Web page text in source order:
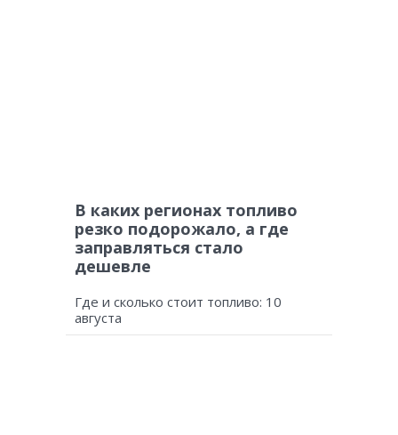
В каких регионах топливо
резко подорожало, а где
заправляться стало
дешевле
Где и сколько стоит топливо: 10
августа